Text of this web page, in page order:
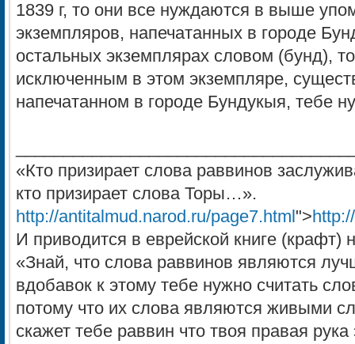
1839 г, то они все нуждаются в выше
экземпляров, напечатанных в городе
остальных экземплярах словом (бунд),
исключенным в этом экземпляре,
напечатанном в городе Бундукыя, тебе
«Кто призирает слова раввинов
кто призирает слова Торы…».
http://antitalmud.narod.ru/page7.html ">
И приводится в еврейской книге (крафт)
«Знай, что слова раввинов являются
вдобавок к этому тебе нужно считать
потому что их слова являются живыми
скажет тебе раввин что твоя правая